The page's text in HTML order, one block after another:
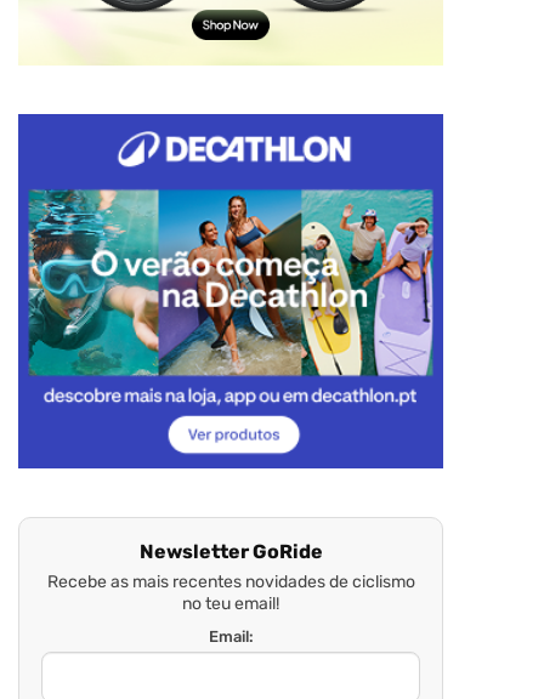
Newsletter GoRide
Recebe as mais recentes novidades de ciclismo
no teu email!
Email: